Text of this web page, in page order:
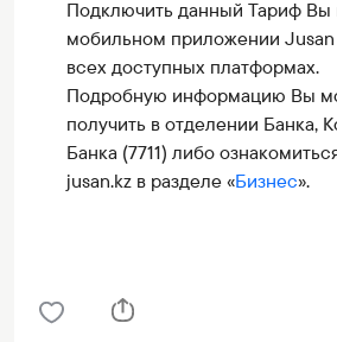
Подключить данный Тариф Вы
мобильном приложении Jusan
всех доступных платформах.
Подробную информацию Вы
получить в отделении Банка,
Банка (7711) либо
jusan.kz в разделе «Бизнес».